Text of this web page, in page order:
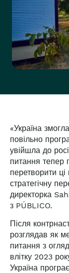
«Україна
повільно
увійшла до
питання тепер
перетворити ці
стратегічну
директорка
з PÚBLICO.
Після
розглядав як
питання з
влітку 2023
Україна